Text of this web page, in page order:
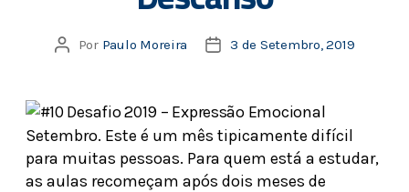
Por Paulo Moreira 3 de Setembro, 2019
Setembro. Este é um mês tipicamente difícil
para muitas pessoas. Para quem está a estudar,
as aulas recomeçam após dois meses de